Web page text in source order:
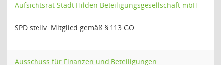
Aufsichtsrat Stadt Hilden Beteiligungsgesellschaft mbH
SPD stellv. Mitglied gemäß § 113 GO
Ausschuss für Finanzen und Beteiligungen